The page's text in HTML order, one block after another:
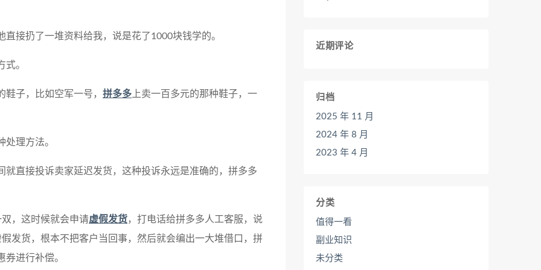
接扔了一堆资料给我，说是花了1000块钱学的。
。
子，比如空军一号， 拼多多 上卖一百多元的那种鞋子，一
理方法。
直接投诉卖家延迟发货，这种投诉永远是准确的，拼多多
，这时候就会申请虚假发货，打电话给拼多多人工客服，说
发货，根本不把客户当回事，然后就会编出一大堆借口，拼
进行补偿。
近期评论
归档
2025 年 11 月
2024 年 8 月
2023 年 4 月
分类
值得一看
副业知识
未分类